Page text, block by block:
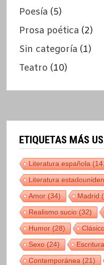
Poesía (5)
Prosa poética (2)
Sin categoría (1)
Teatro (10)
ETIQUETAS MÁS
Literatura española
Literatura
Amor(34) Madrid
Realismo sucio(32)
Humor(28)
Sexo(24) Escritura
Contemporánea(21)